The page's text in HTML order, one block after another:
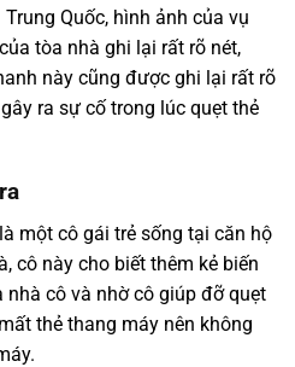
Quốc, hình ảnh của vụ
tòa nhà ghi lại rất rõ nét,
này cũng được ghi lại rất rõ
ra sự cố trong lúc quẹt thẻ
một cô gái trẻ sống tại căn hộ
cô này cho biết thêm kẻ biến
cô và nhờ cô giúp đỡ quẹt
thẻ thang máy nên không